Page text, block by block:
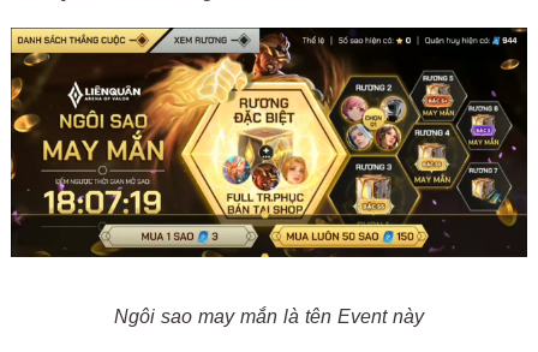
Ngôi sao may mắn là tên Event này